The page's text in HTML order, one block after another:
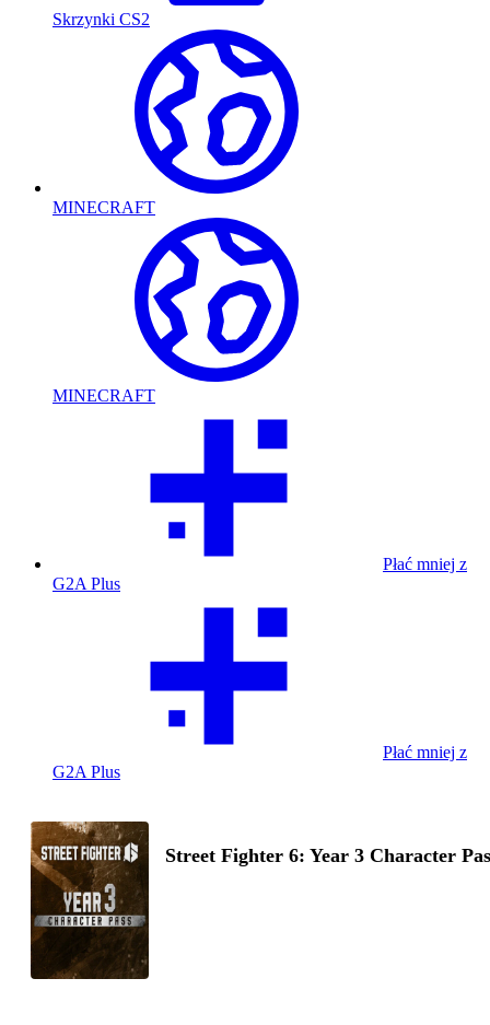
Skrzynki CS2
MINECRAFT
MINECRAFT
Płać mniej z
G2A Plus
Płać mniej z
G2A Plus
Street Fighter 6: Year 3 Character